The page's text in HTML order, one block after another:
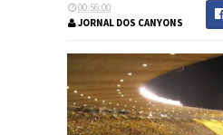
00:56:00
JORNAL DOS CANYONS